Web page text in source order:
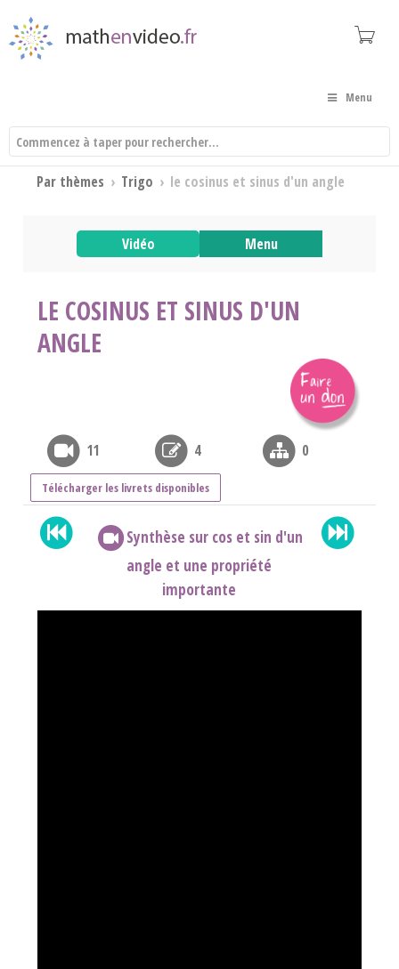
Menu
Par thèmes › Trigo › le cosinus et sinus d'un angle
Vidéo Menu
LE COSINUS ET SINUS D'UN
ANGLE
11 4 0
Télécharger les livrets disponibles
Synthèse sur cos et sin d'un
angle et une propriété
importante